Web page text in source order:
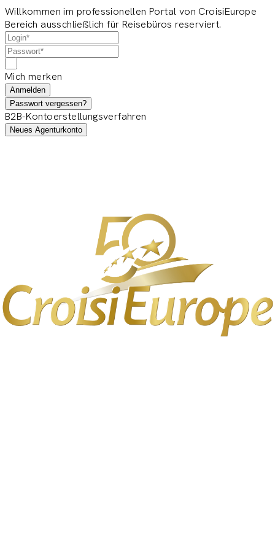
Willkommen im professionellen Portal von CroisiEurope
Bereich ausschließlich für Reisebüros reserviert.
Mich merken
Anmelden
Passwort vergessen?
B2B-Kontoerstellungsverfahren
Neues Agenturkonto